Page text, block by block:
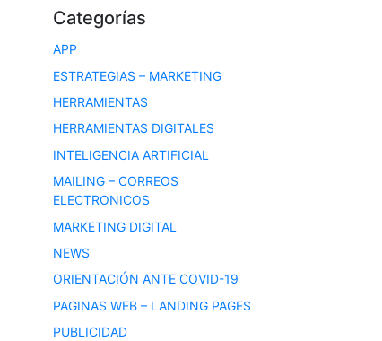
Categorías
APP
ESTRATEGIAS – MARKETING
HERRAMIENTAS
HERRAMIENTAS DIGITALES
INTELIGENCIA ARTIFICIAL
MAILING – CORREOS
ELECTRONICOS
MARKETING DIGITAL
NEWS
ORIENTACIÓN ANTE COVID-19
PAGINAS WEB – LANDING PAGES
PUBLICIDAD